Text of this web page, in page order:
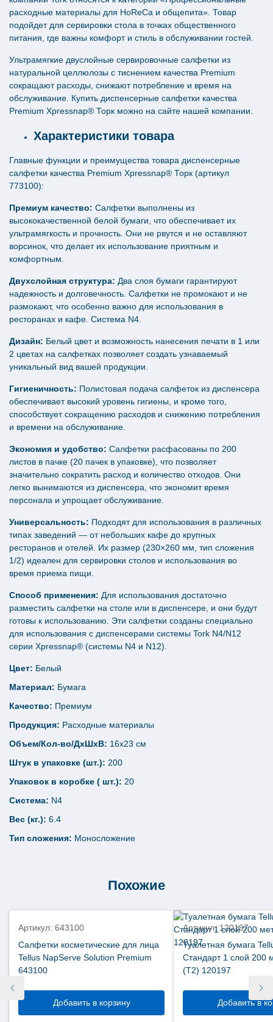
расходные материалы для HoReCa и общепита». Товар
подойдет для сервировки стола в точках общественного
питания, где важны комфорт и стиль в обслуживании гостей.
Ультрамягкие двуслойные сервировочные салфетки из
натуральной целлюлозы с тиснением качества Premium
сокращают расходы, снижают потребление и время на
обслуживание. Купить диспенсерные салфетки качества
Premium Xpressnap® Торк можно на сайте нашей компании.
Характеристики товара
Главные функции и преимущества товара диспенсерные
салфетки качества Premium Xpressnap® Торк (артикул
773100):
Премиум качество: Салфетки выполнены из
высококачественной белой бумаги, что обеспечивает их
ультрамягкость и прочность. Они не рвутся и не оставляют
ворсинок, что делает их использование приятным и
комфортным.
Двухслойная структура: Два слоя бумаги гарантируют
надежность и долговечность. Салфетки не промокают и не
размокают, что особенно важно для использования в
ресторанах и кафе. Система N4.
Дизайн: Белый цвет и возможность нанесения печати в 1 или
2 цветах на салфетках позволяет создать узнаваемый
уникальный вид вашей продукции.
Гигиеничность: Полистовая подача салфеток из диспенсера
обеспечивает высокий уровень гигиены, и кроме того,
способствует сокращению расходов и снижению потребления
и времени на обслуживание.
Экономия и удобство: Салфетки расфасованы по 200
листов в пачке (20 пачек в упаковке), что позволяет
значительно сократить расход и количество отходов. Они
легко вынимаются из диспенсера, что экономит время
персонала и упрощает обслуживание.
Универсальность: Подходят для использования в различных
типах заведений — от небольших кафе до крупных
ресторанов и отелей. Их размер (230×260 мм, тип сложения
1/2) идеален для сервировки столов и использования во
время приема пищи.
Способ применения: Для использования достаточно
разместить салфетки на столе или в диспенсере, и они будут
готовы к использованию. Эти салфетки созданы специально
для использования с диспенсерами системы Tork N4/N12
серии Xpressnap® (системы N4 и N12).
Цвет: Белый
Материал: Бумага
Качество: Премиум
Продукция: Расходные материалы
Объем/Кол-во/ДхШхВ: 16х23 см
Штук в упаковке (шт.): 200
Упаковок в коробке ( шт.): 20
Система: N4
Вес (кг.): 6.4
Тип сложения: Моносложение
Похожие
Артикул: 643100
Салфетки косметические для лица
Tellus NapServe Solution Premium
643100
Добавить в корзину
Артикул: 120197
Туалетная бумага
Стандарт 1 слой 200
(Т2) 120197
Добавить в